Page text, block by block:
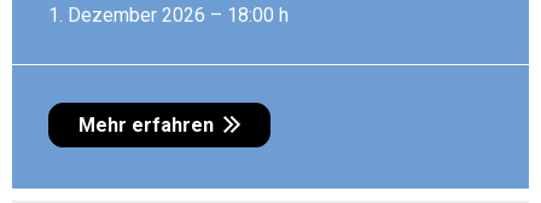
1. Dezember 2026 – 18:00 h
Mehr erfahren